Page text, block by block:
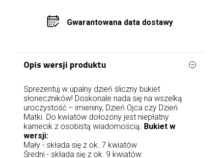
Gwarantowana data dostawy
Opis wersji produktu
Sprezentuj w upalny dzień śliczny bukiet
słoneczników! Doskonale nada się na wszelką
uroczystość – imieniny, Dzień Ojca czy Dzień
Matki. Do kwiatów dołożony jest niepłatny
karnecik z osobistą wiadomością. Bukiet w
wersji:
Mały - składa się z ok. 7 kwiatów
Średni - składa się z ok. 9 kwiatów